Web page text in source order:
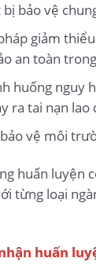
bảo vệ
giảm
an toàn
huống nguy
ra tai nạn lao
vệ môi
huấn luyện
từng loại
huấn